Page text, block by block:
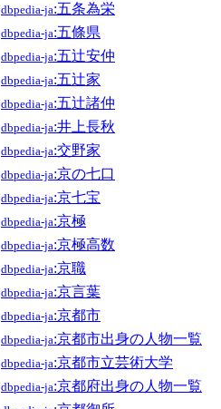
dbpedia-ja:五条為栄
dbpedia-ja:五條県
dbpedia-ja:五辻安仲
dbpedia-ja:五辻家
dbpedia-ja:五辻諸仲
dbpedia-ja:井上長秋
dbpedia-ja:交野家
dbpedia-ja:京の七口
dbpedia-ja:京七宝
dbpedia-ja:京極
dbpedia-ja:京極高数
dbpedia-ja:京職
dbpedia-ja:京言葉
dbpedia-ja:京都市
dbpedia-ja:京都市出身の人物一覧
dbpedia-ja:京都市立芸術大学
dbpedia-ja:京都府出身の人物一覧